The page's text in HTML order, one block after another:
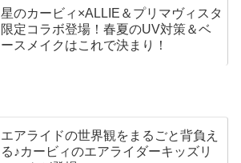
星のカービィ×ALLIE＆プリマヴィスタ
限定コラボ登場！春夏のUV対策＆ベ
ースメイクはこれで決まり！
エアライドの世界観をまるごと背負え
る♪カービィのエアライダーキッズリ